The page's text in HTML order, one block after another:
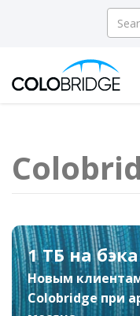
1 ТБ на
Новым
Colobridge при